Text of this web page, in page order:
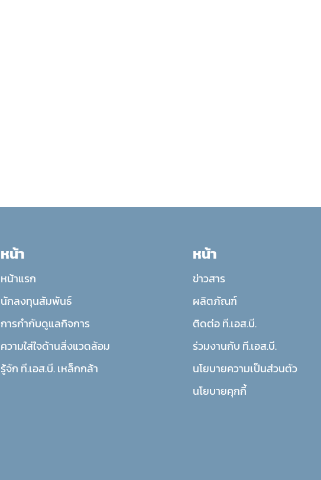
หน้า
หน้าแรก
นักลงทุนสัมพันธ์
การกำกับดูแลกิจการ
ความใส่ใจด้านสิ่งแวดล้อม
รู้จัก ที.เอส.บี. เหล็กกล้า
หน้า
ข่าวสาร
ผลิตภัณฑ์
ติดต่อ ที.เอส.บี.
ร่วมงานกับ ที.เอส.บี.
นโยบายความเป็นส่วนตัว
นโยบายคุกกี้